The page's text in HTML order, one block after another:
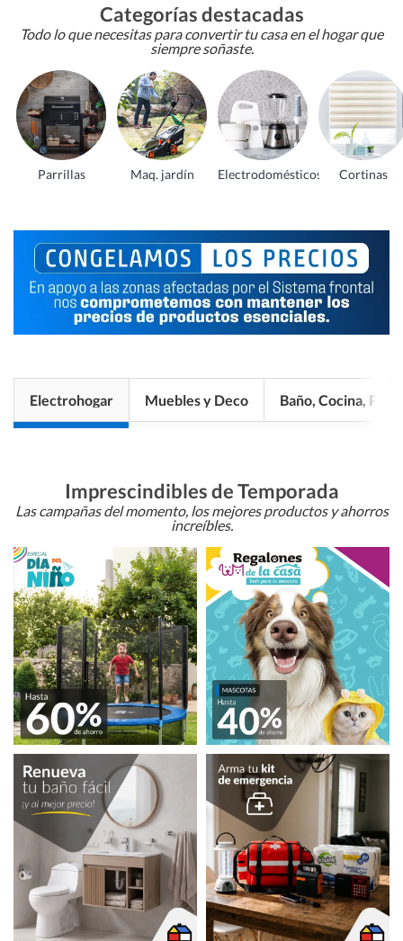
Categorías destacadas
Todo lo que necesitas para convertir tu casa en el hogar que
siempre soñaste.
Parrillas Maq. jardín Electrodomésticos Cortinas
Electrohogar Muebles y Deco Baño, Cocina, Pisos
Imprescindibles de Temporada
Las campañas del momento, los mejores productos y ahorros
increíbles.